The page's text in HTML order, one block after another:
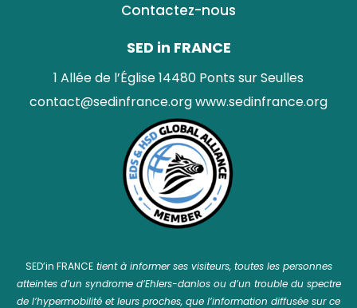
Contactez-nous
SED in FRANCE
1 Allée de l’Église 14480 Ponts sur Seulles
contact@sedinfrance.orgwww.sedinfrance.org
SED’in FRANCEtient à informer ses visiteurs, toutes les personnes
atteintes d’un syndrome d’Ehlers-danlos ou d’un trouble du spectre
de l’hypermobilité et leurs proches, que l’information diffusée sur ce